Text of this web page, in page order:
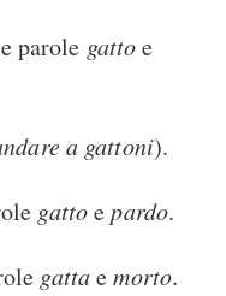
parole gattoe
a gattoni).
gattoepardo.
gattaemorto.